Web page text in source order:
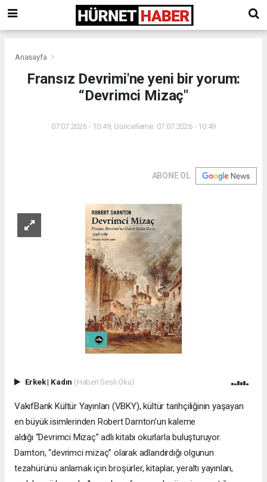
Anasayfa
Fransız Devrimi'ne yeni bir yorum:
“Devrimci Mizaç"
07.07.2026 - 10:49, Güncelleme: 07.07.2026 - 10:49
ABONE OL
Erkek| Kadın (Haberi Sesli Oku)
VakıfBank Kültür Yayınları (VBKY), kültür tarihçiliğinin yaşayan
en büyük isimlerinden Robert Darnton’un kaleme
aldığı “Devrimci Mizaç” adlı kitabı okurlarla buluşturuyor.
Darnton, “devrimci mizaç” olarak adlandırdığı olgunun
tezahürünü anlamak için broşürler, kitaplar, yeraltı yayınları,